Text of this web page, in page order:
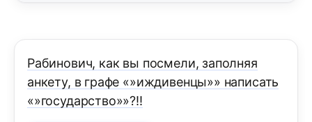
Рабинович, как вы посмели, заполняя
анкету, в графе «»иждивенцы»» написать
«»государство»»?!!